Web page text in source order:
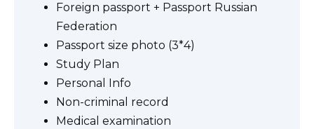
Foreign passport + Passport Russian
Federation
Passport size photo (3*4)
Study Plan
Personal Info
Non-criminal record
Medical examination